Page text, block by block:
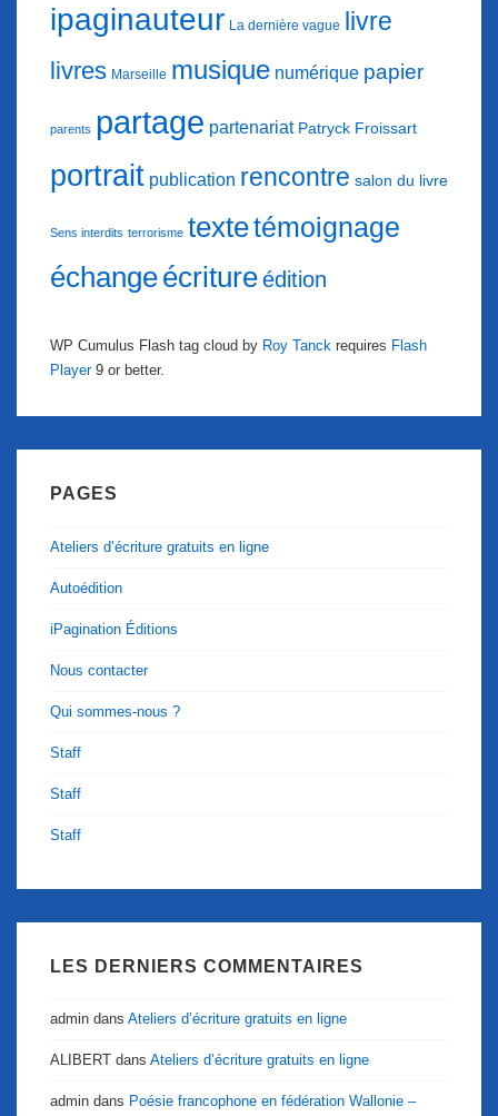
ipaginauteur La dernière vague livre
livres Marseille musique numérique papier
parents partage partenariat Patryck Froissart
portrait publication rencontre salon du livre
Sens interdits terrorisme textetémoignage
échangeécritureédition
WP Cumulus Flash tag cloud by Roy Tanck requires Flash
Player9 or better.
PAGES
Ateliers d’écriture gratuits en ligne
Autoédition
iPagination Éditions
Nous contacter
Qui sommes-nous ?
Staff
Staff
Staff
LES DERNIERS COMMENTAIRES
admin dans Ateliers d’écriture gratuits en ligne
ALIBERT dans Ateliers d’écriture gratuits en ligne
admin dans Poésie francophone en fédération Wallonie –